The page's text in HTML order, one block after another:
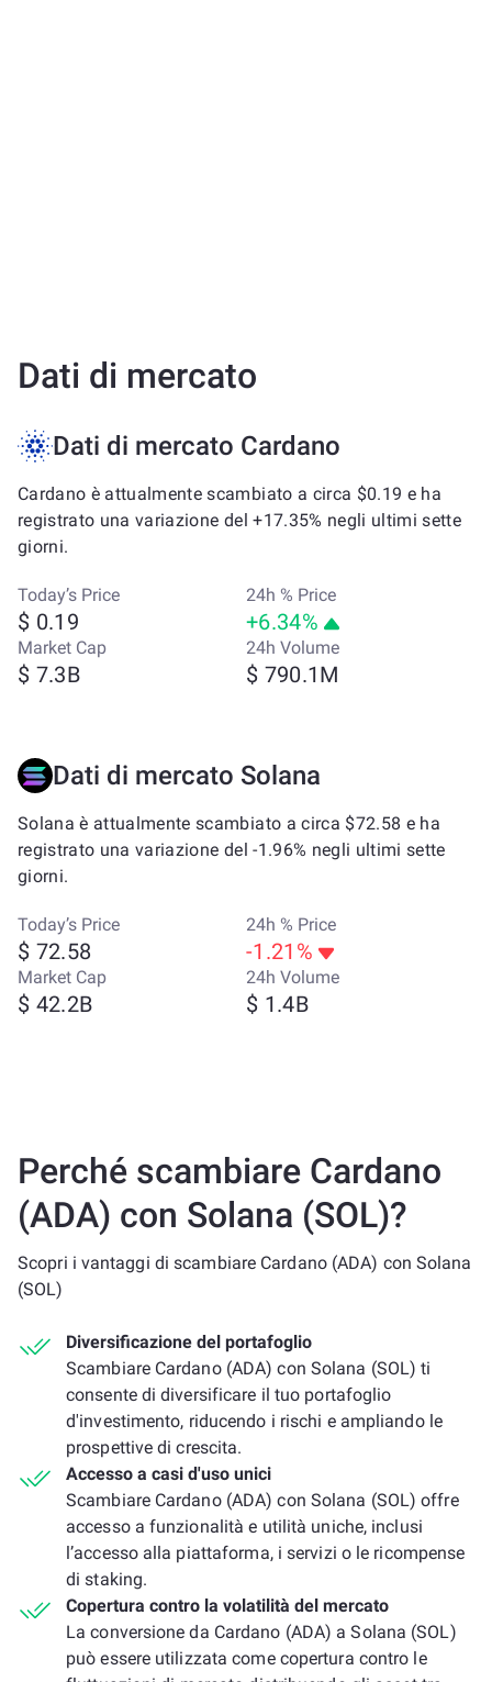
Dati di mercato
Dati di mercato Cardano
Cardano è attualmente scambiato a circa $0.19 e ha
registrato una variazione del +17.35% negli ultimi sette
giorni.
Today’s Price
$ 0.19
24h % Price
+6.34%
Market Cap
$ 7.3B
24h Volume
$ 790.1M
Dati di mercato Solana
Solana è attualmente scambiato a circa $72.58 e ha
registrato una variazione del -1.96% negli ultimi sette
giorni.
Today’s Price
$ 72.58
24h % Price
-1.21%
Market Cap
$ 42.2B
24h Volume
$ 1.4B
Perché scambiare Cardano
(ADA) con Solana (SOL)?
Scopri i vantaggi di scambiare Cardano (ADA) con Solana
(SOL)
Diversificazione del portafoglio
Scambiare Cardano (ADA) con Solana (SOL) ti
consente di diversificare il tuo portafoglio
d'investimento, riducendo i rischi e ampliando le
prospettive di crescita.
Accesso a casi d'uso unici
Scambiare Cardano (ADA) con Solana (SOL) offre
accesso a funzionalità e utilità uniche, inclusi
l’accesso alla piattaforma, i servizi o le ricompense
di staking.
Copertura contro la volatilità del mercato
La conversione da Cardano (ADA) a Solana (SOL)
può essere utilizzata come copertura contro le